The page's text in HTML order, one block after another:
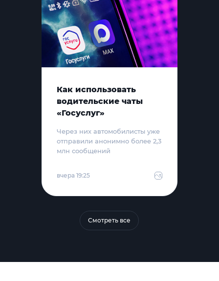
Как использовать
водительские чаты
«Госуслуг»
Через них автомобилисты уже
отправили анонимно более 2,3
млн сообщений
вчера 19:25
Смотреть все